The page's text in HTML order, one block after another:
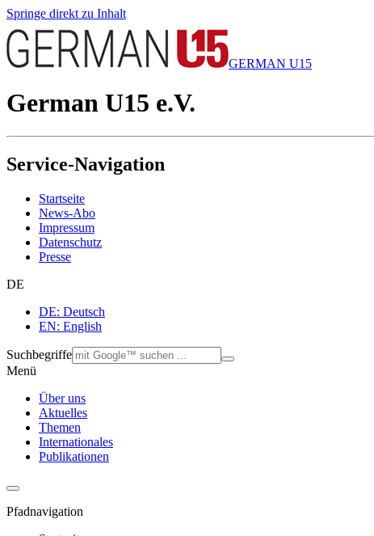
Springe direkt zu Inhalt
GERMAN U15
German U15 e.V.
Service-Navigation
Startseite
News-Abo
Impressum
Datenschutz
Presse
DE
DE: Deutsch
EN: English
Suchbegriffe
Menü
Über uns
Aktuelles
Themen
Internationales
Publikationen
Pfadnavigation